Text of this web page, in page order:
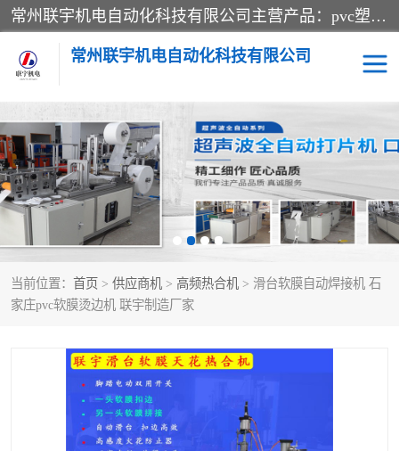
常州联宇机电自动化科技有限公司主营产品：pvc塑料焊机、高频热合机、软膜天花压边机、服装布料凹凸压花机、布料3d压印设备、服装植胶设备、超声波布料花边机、无纺布热合机、全自动压花机。
常州联宇机电自动化科技有限公司
当前位置： 首页 > 供应商机 > 高频热合机 > 滑台软膜自动焊接机 石
家庄pvc软膜烫边机 联宇制造厂家
压花定型机以及压花模具 超声波热合机
高频热合机 超声波花边机
超声波复合压花机 凹凸压花机压标机
3040凹凸压花机 双头服装凹凸压花机
高频压花压标机 自动超声波打片成型机
泡壳包装封口机 海绵产品成型机